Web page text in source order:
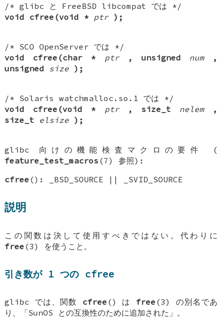
/* glibc と FreeBSD libcompat では */
void cfree(void * ptr );
/* SCO OpenServer では */
void cfree(char *
ptr , unsigned num
,
unsigned size );
/* Solaris watchmalloc.so.1 では */
void cfree(void *
ptr , size_t nelem
,
size_t elsize );
glibc 向けの機能検査マクロの要件 (
feature_test_macros (7) 参照):
cfree (): _BSD_SOURCE || _SVID_SOURCE
説明
この関数は決して使用すべきではない。代わりに
free (3) を使うこと。
引き数が 1 つの cfree
glibc では、関数 cfree () は free (3) の別名であ
り、「SunOS との互換性のために追加された」。